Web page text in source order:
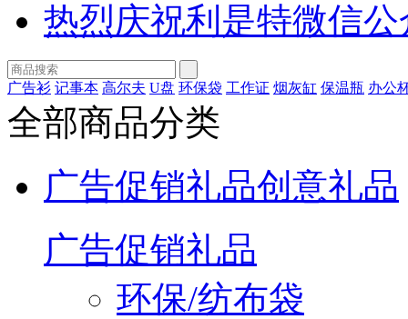
热烈庆祝利是特微信
广告衫 记事本 高尔夫 U盘 环保袋 工作证 烟灰缸 保温瓶 办公
全部商品分类
广告促销礼品创意礼品
广告促销礼品
环保/纺布袋